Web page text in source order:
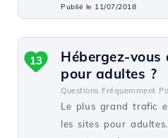
Publié le 11/07/2018
Hébergez-vous
pour adultes ?
Questions Fréquemment
Le plus grand trafic
les sites pour
13